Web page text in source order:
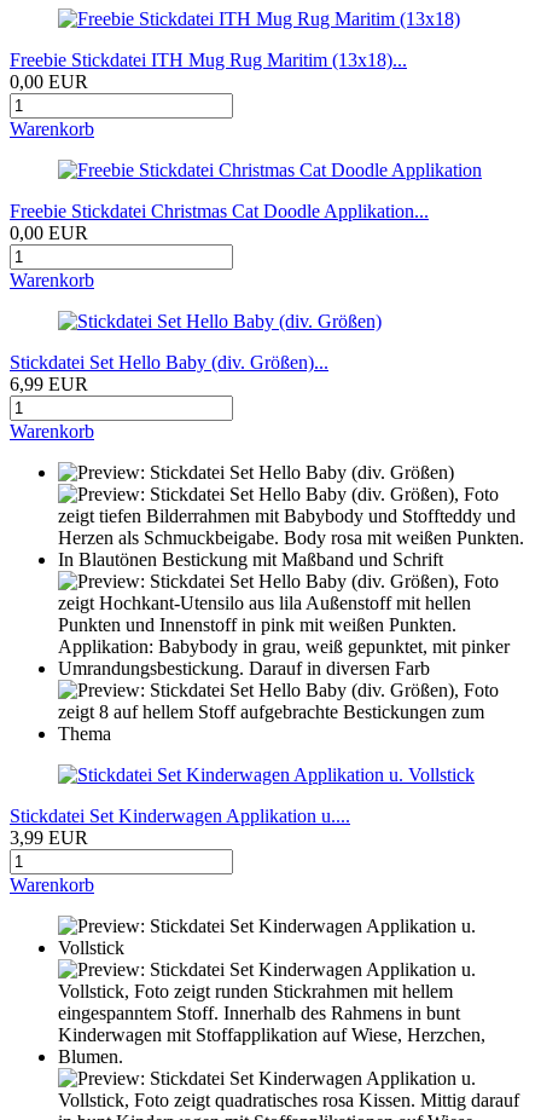
Freebie Stickdatei ITH Mug Rug Maritim (13x18)...
0,00 EUR
Warenkorb
Freebie Stickdatei Christmas Cat Doodle Applikation...
0,00 EUR
Warenkorb
Stickdatei Set Hello Baby (div. Größen)...
6,99 EUR
Warenkorb
Stickdatei Set Kinderwagen Applikation u....
3,99 EUR
Warenkorb